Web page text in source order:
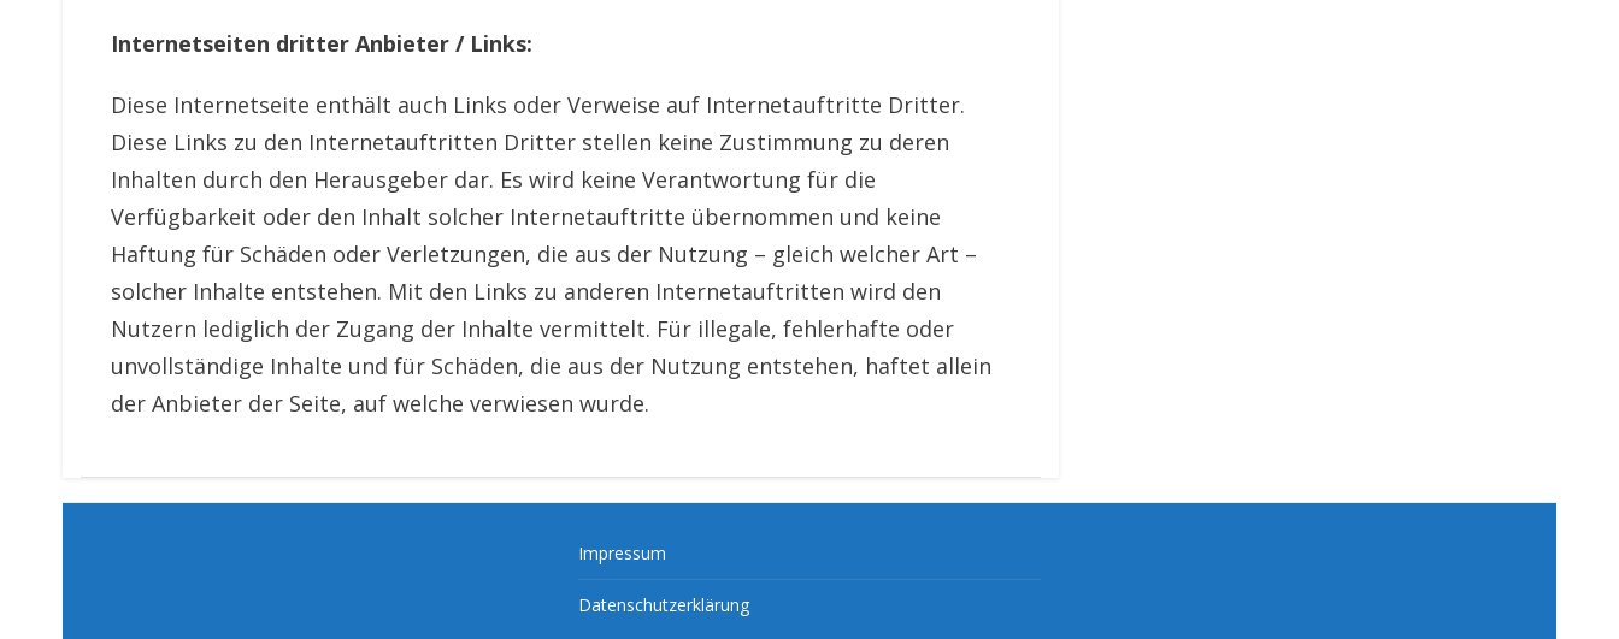
Internetseiten dritter Anbieter / Links:
Diese Internetseite enthält auch Links oder Verweise auf Internetauftritte Dritter.
Diese Links zu den Internetauftritten Dritter stellen keine Zustimmung zu deren
Inhalten durch den Herausgeber dar. Es wird keine Verantwortung für die
Verfügbarkeit oder den Inhalt solcher Internetauftritte übernommen und keine
Haftung für Schäden oder Verletzungen, die aus der Nutzung – gleich welcher Art –
solcher Inhalte entstehen. Mit den Links zu anderen Internetauftritten wird den
Nutzern lediglich der Zugang der Inhalte vermittelt. Für illegale, fehlerhafte oder
unvollständige Inhalte und für Schäden, die aus der Nutzung entstehen, haftet allein
der Anbieter der Seite, auf welche verwiesen wurde.
Impressum
Datenschutzerklärung